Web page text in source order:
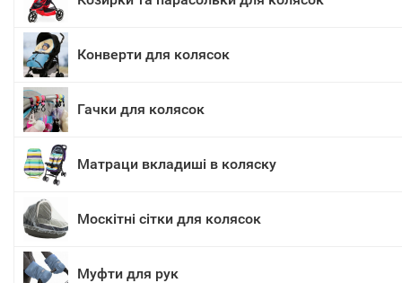
Конверти для колясок
Гачки для колясок
Матраци вкладиші в коляску
Москітні сітки для колясок
Муфти для рук